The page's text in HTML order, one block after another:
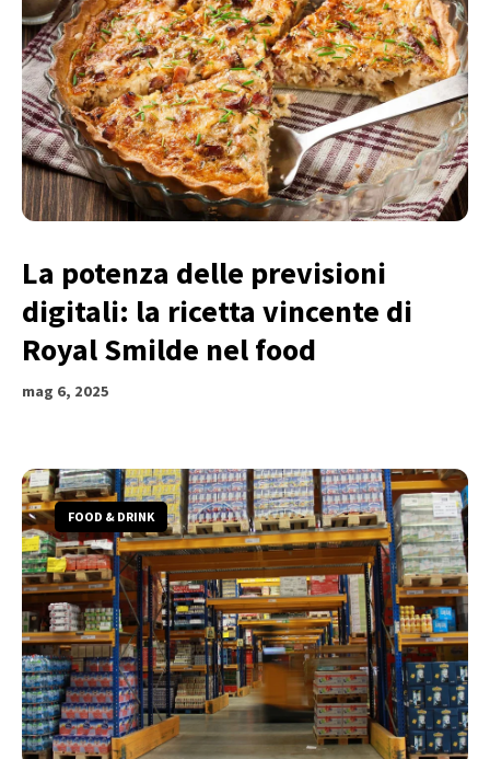
La potenza delle previsioni
digitali: la ricetta vincente di
Royal Smilde nel food
mag 6, 2025
FOOD & DRINK